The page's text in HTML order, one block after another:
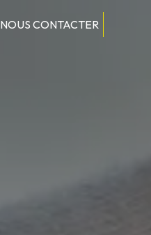
NOUS CONTACTER